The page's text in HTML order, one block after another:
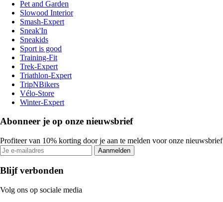
Pet and Garden
Slowood Interior
Smash-Expert
Sneak'In
Sneakids
Sport is good
Training-Fit
Trek-Expert
Triathlon-Expert
TripNBikers
Vélo-Store
Winter-Expert
Abonneer je op onze nieuwsbrief
Profiteer van 10% korting door je aan te melden voor onze nieuwsbrief
Aanmelden
Blijf verbonden
Volg ons op sociale media